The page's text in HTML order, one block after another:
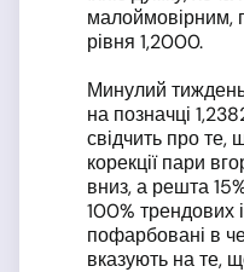
малоймовірним,
рівня 1,2000.
Минулий
на позначці
свідчить про те,
корекції пари
вниз, а решта
100% трендових
пофарбовані в
вказують на те,